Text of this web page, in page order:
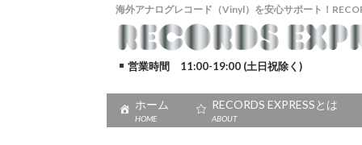
海外アナログレコード（Vinyl）を安心サポート！
営業時間 11:00-19:00 (土日祝除く)
ホーム
HOME
RECORDS EXPRESSとは
ABOUT